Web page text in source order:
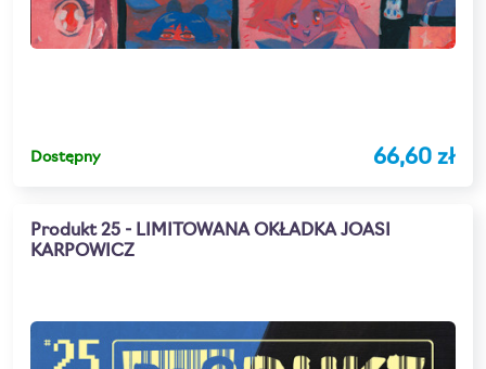
Dostępny 66,60 zł
Produkt 25 - LIMITOWANA OKŁADKA JOASI
KARPOWICZ